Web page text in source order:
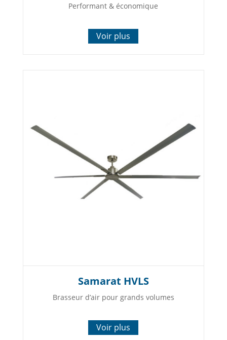
Performant & économique
Voir plus
Samarat HVLS
Brasseur d’air pour grands volumes
Voir plus